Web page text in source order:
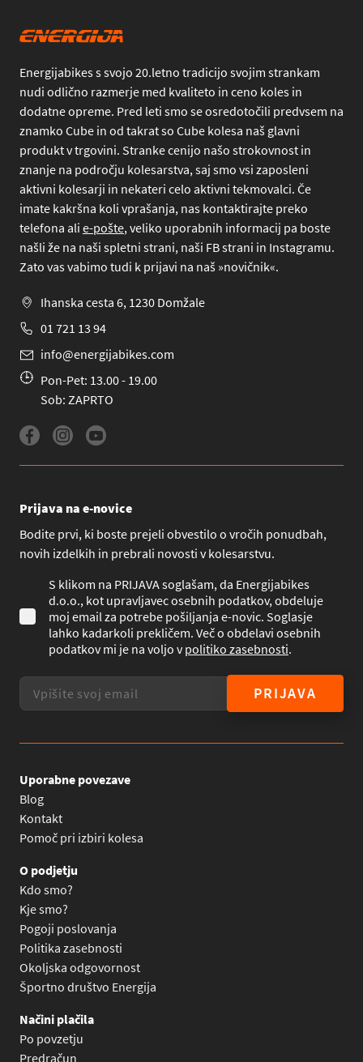
Energijabikes s svojo 20.letno tradicijo svojim strankam
nudi odlično razmerje med kvaliteto in ceno koles in
dodatne opreme. Pred leti smo se osredotočili predvsem na
znamko Cube in od takrat so Cube kolesa naš glavni
produkt v trgovini. Stranke cenijo našo strokovnost in
znanje na področju kolesarstva, saj smo vsi zaposleni
aktivni kolesarji in nekateri celo aktivni tekmovalci. Če
imate kakršna koli vprašanja, nas kontaktirajte preko
telefona ali e-pošte, veliko uporabnih informacij pa boste
našli že na naši spletni strani, naši FB strani in Instagramu.
Zato vas vabimo tudi k prijavi na naš »novičnik«.
Ihanska cesta 6, 1230 Domžale
01 721 13 94
info@energijabikes.com
Pon-Pet: 13.00 - 19.00
Sob: ZAPRTO
Prijava na e-novice
Bodite prvi, ki boste prejeli obvestilo o vročih ponudbah,
novih izdelkih in prebrali novosti v kolesarstvu.
S klikom na PRIJAVA soglašam, da Energijabikes
d.o.o., kot upravljavec osebnih podatkov, obdeluje
moj email za potrebe pošiljanja e-novic. Soglasje
lahko kadarkoli prekličem. Več o obdelavi osebnih
podatkov mi je na voljo vpolitiko zasebnosti.
PRIJAVA
Uporabne povezave
Blog
Kontakt
Pomoč pri izbiri kolesa
O podjetju
Kdo smo?
Kje smo?
Pogoji poslovanja
Politika zasebnosti
Okoljska odgovornost
Športno društvo Energija
Načini plačila
Po povzetju
Predračun